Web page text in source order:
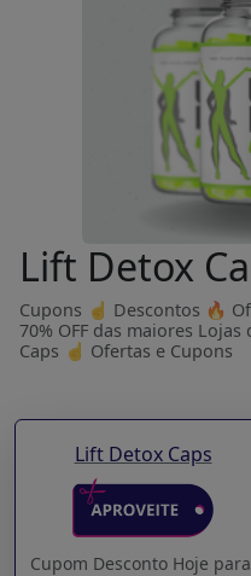
Lift Detox
Cupons ☝ Descontos 🔥
70% OFF das maiores
Caps ☝ Ofertas e Cupons
Lift Detox Caps
Cupom Desconto Hoje para